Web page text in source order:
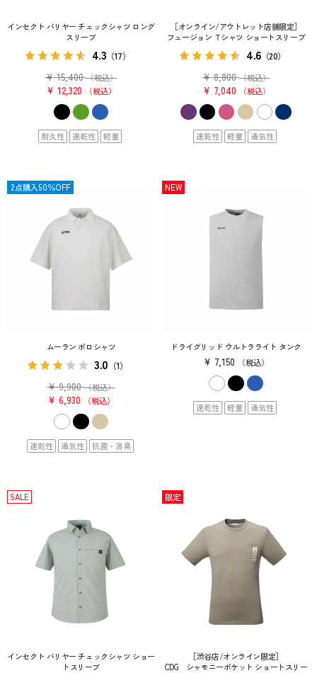
インセクト バリヤー チェックシャツ ロング
スリーブ
4.3 （17）
¥ 15,400 （税込）
¥ 12,320 税込
耐久性 速乾性 軽量
［オンライン/アウトレット店舗限定］
フュージョン Ｔシャツ ショートスリーブ
4.6（20）
¥ 8,800 （税込）
¥ 7,040 税込
速乾性 軽量 通気性
ムーラン ポロシャツ
3.0 （1）
¥ 9,900 （税込）
¥ 6,930 税込
SALE
速乾性 通気性 抗菌・消臭
2点購入50％OFF
ドライグリッド ウルトラライト タンク
¥ 7,150 税込
NEW
速乾性 軽量 通気性
インセクト バリヤー チェックシャツ ショー
トスリーブ
SALE
［渋谷店/オンライン限定］
CDG シャモニーポケット ショートスリー
限定